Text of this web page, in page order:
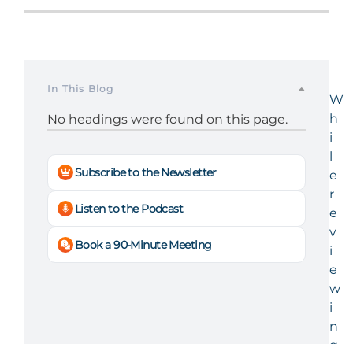
In This Blog
No headings were found on this page.
Subscribe to the Newsletter
Listen to the Podcast
Book a 90-Minute Meeting
W
h
i
l
e
r
e
v
i
e
w
i
n